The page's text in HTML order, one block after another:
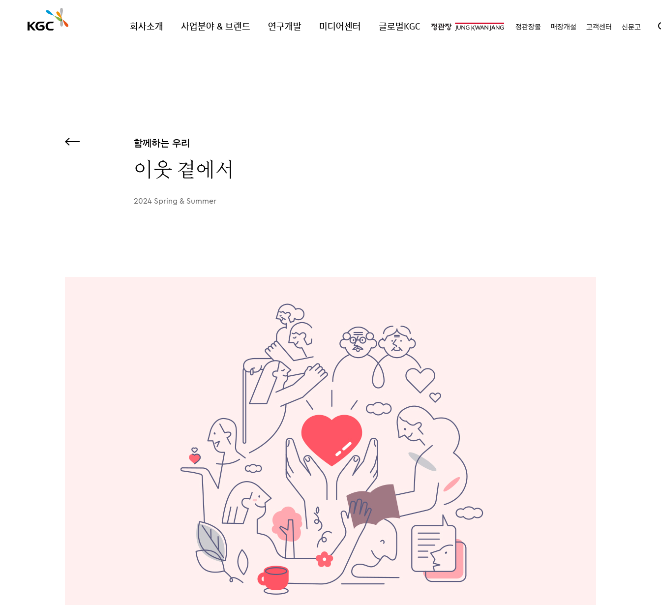
회사소개 사업분야 & 브랜드 연구개발 미디어센터 글로벌KGC 정관장몰 매장개설 고객센터 신문고
함께하는 우리
이웃 곁에서
2024 Spring & Summer